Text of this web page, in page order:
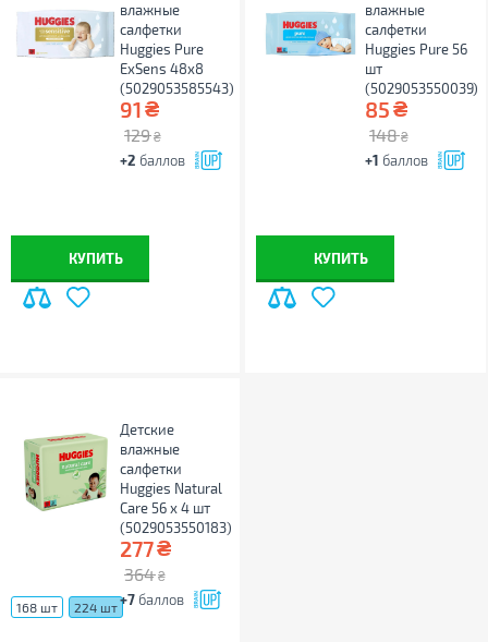
влажные
салфетки
Huggies Pure
ExSens 48х8
(5029053585543)
91₴
129 ₴
+2 баллов
КУПИТЬ
влажные
салфетки
Huggies Pure 56
шт
(5029053550039)
85₴
148 ₴
+1 баллов
КУПИТЬ
Детские
влажные
салфетки
Huggies Natural
Care 56 х 4 шт
(5029053550183)
277₴
364 ₴
+7 баллов
168 шт 224 шт